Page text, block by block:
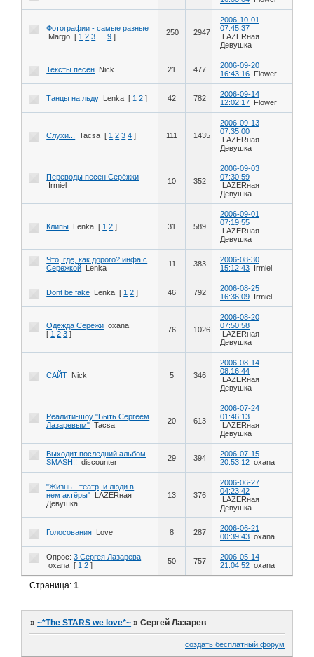
Фотографии - самые разные
Margo [ 1 2 3 9 ] 250 2947
2006-10-01
07:45:37
LAZERная
Девушка
Тексты песен Nick 21 477
2006-09-20
16:43:16
Flower
Танцы на льду Lenka [ 1 2 ] 42 782
2006-09-14
12:02:17
Flower
Слухи... Tacsa [ 1 2 3 4 ] 111 1435
2006-09-13
07:35:00
LAZERная
Девушка
Переводы песен Серёжки
Irmiel
10 352
2006-09-03
07:30:59
LAZERная
Девушка
Клипы Lenka [ 1 2 ] 31 589
2006-09-01
07:19:55
LAZERная
Девушка
Что, где, как дорого? инфа с
Сережкой
Lenka 11 383
2006-08-30
15:12:43
Irmiel
Dont be fake Lenka [ 1 2 ] 46 792
2006-08-25
16:36:09
Irmiel
Одежда Сережи oxana
[ 1 2 3 ] 76 1026
2006-08-20
07:50:58
LAZERная
Девушка
САЙТ Nick 5 346
2006-08-14
08:16:44
LAZERная
Девушка
Реалити-шоу "Быть Сергеем
Лазаревым" Tacsa 20 613
2006-07-24
01:46:13
LAZERная
Девушка
Выходит последний альбом
SMASH!!
discounter 29 394
2006-07-15
20:53:12 oxana
"Жизнь - театр, и люди в
нем актёры"
LAZERная
Девушка
13 376
2006-06-27
04:23:42
LAZERная
Девушка
Голосования Love 8 287
2006-06-21
00:39:43 oxana
Опрос: 3 Сергея Лазарева
oxana [ 1 2 ] 50 757
2006-05-14
21:04:52 oxana
Страница:1
»~*The STARS we love*~ »Сергей Лазарев
создать бесплатный форум